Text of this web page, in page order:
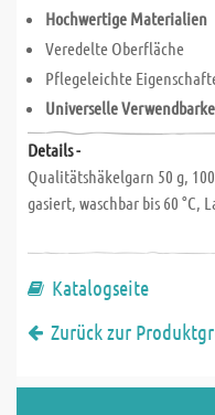
Hochwertige Materialien
Veredelte Oberfläche
Pflegeleichte
Universelle
Details -
Qualitätshäkelgarn 50 g,
gasiert, waschbar bis 60 °C,
Katalogseite
Zurück zur